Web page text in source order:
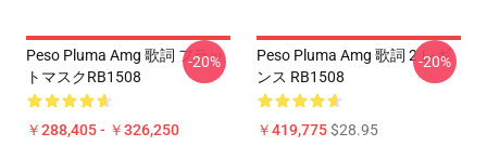
Peso Pluma Amg 歌詞 フラッ
トマスクRB1508
￥288,405 - ￥326,250
-20%
Peso Pluma Amg 歌詞 2 レギ
ンス RB1508
￥419,775$28.95
-20%